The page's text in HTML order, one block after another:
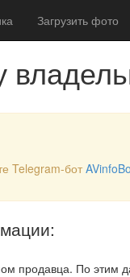
Загрузить фото
Telegram-бот
продавца. По этим